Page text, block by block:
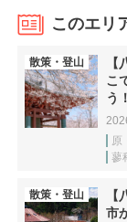
このエリ
散策・登山
こ
う！
原
蓼
散策・登山
市